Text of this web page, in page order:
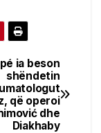
ia beson
shëndetin
që operoi
dhe
Diakhaby